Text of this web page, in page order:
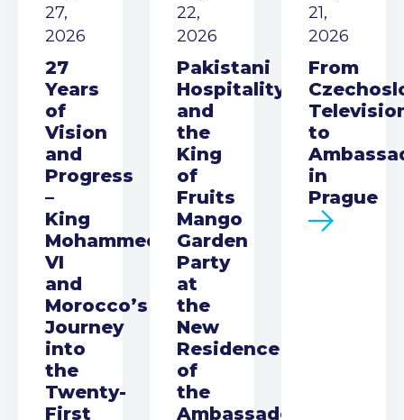
27,
2026
27
Years
of
Vision
and
Progress
–
King
Mohammed
VI
and
Morocco’s
Journey
into
the
Twenty-
First
22,
2026
Pakistani
Hospitality
and
the
King
of
Fruits
Mango
Garden
Party
at
the
New
Residence
of
the
Ambassador
21,
2026
From
to
in
Prague